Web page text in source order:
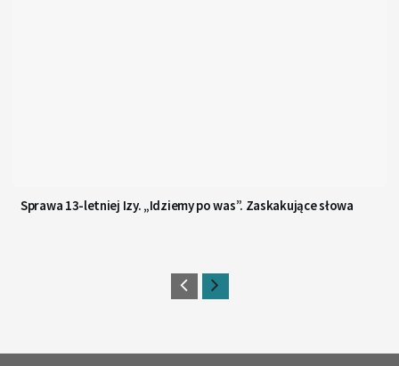
Sprawa 13-letniej Izy. „Idziemy po was”. Zaskakujące słowa